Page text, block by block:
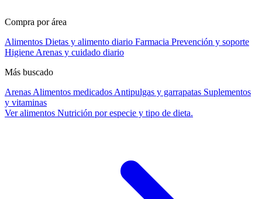
Compra por área
Alimentos Dietas y alimento diario Farmacia Prevención y soporte
Higiene Arenas y cuidado diario
Más buscado
Arenas Alimentos medicados Antipulgas y garrapatas Suplementos
y vitaminas
Ver alimentos Nutrición por especie y tipo de dieta.